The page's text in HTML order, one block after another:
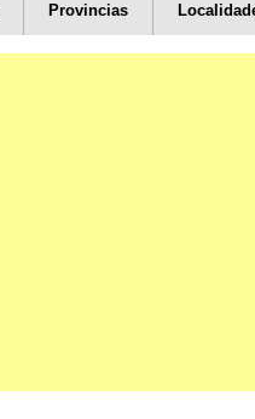
Provincias